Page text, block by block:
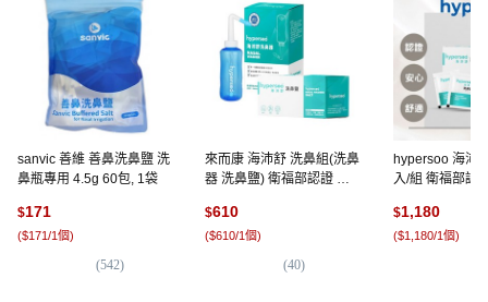
sanvic 善維 善鼻洗鼻鹽 洗
鼻瓶專用 4.5g 60包, 1袋
$171
($171/1個)
(542)
來而康 海沛舒 洗鼻組(洗鼻
器 洗鼻鹽) 衛福部認證 維
套, 洗鼻器1盒+洗鼻鹽1盒
$610
($610/1個)
(40)
hypersoo 海沛
入/組 衛福部認
$1,180
($1,180/1個)